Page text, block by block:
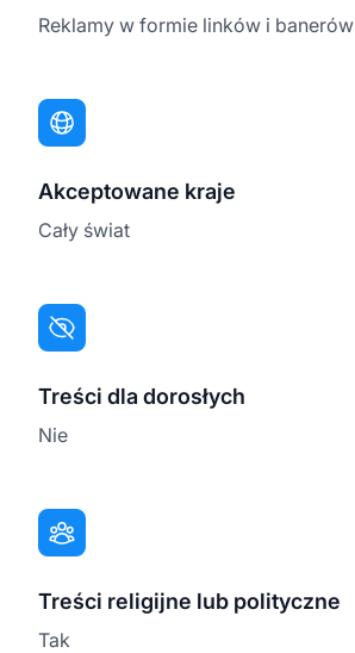
Reklamy w formie linków i banerów
Akceptowane kraje
Cały świat
Treści dla dorosłych
Nie
Treści religijne lub polityczne
Tak